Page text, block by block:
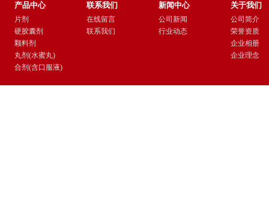
产品中心 联系我们 新闻中心 关于我们
片剂
硬胶囊剂
颗料剂
丸剂(水蜜丸)
合剂(含口服液)
在线留言
联系我们
公司新闻
行业动态
公司简介
荣誉资质
企业相册
企业理念